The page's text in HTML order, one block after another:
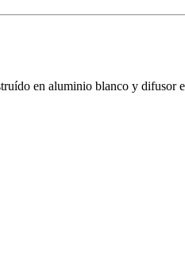
en aluminio blanco y